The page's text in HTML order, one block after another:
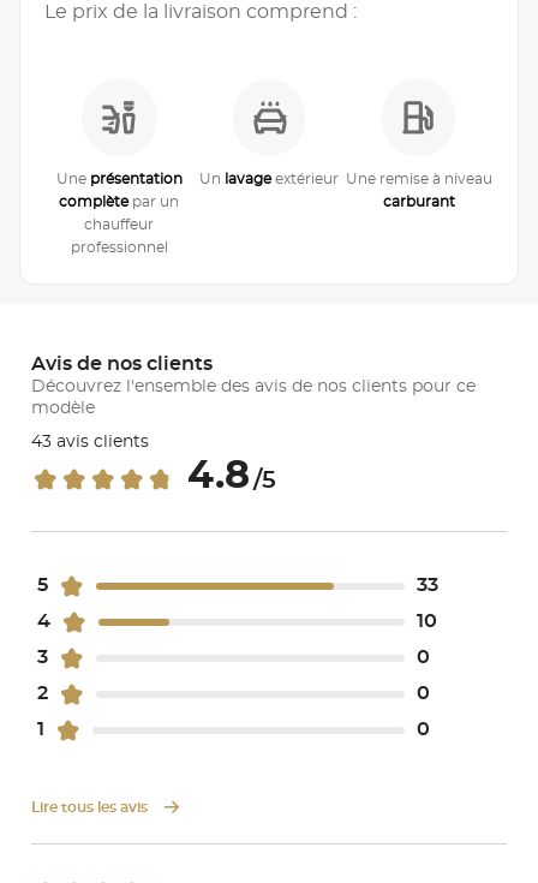
Le prix de la livraison comprend :
Une présentation
complètepar un
chauffeur
professionnel
Un lavageextérieur Une remise à niveau
carburant
Avis de nos clients
Découvrez l'ensemble des avis de nos clients pour ce
modèle
43 avis clients
4.8 /5
5
33
4
10
3
0
2
0
1
0
Lire tous les avis